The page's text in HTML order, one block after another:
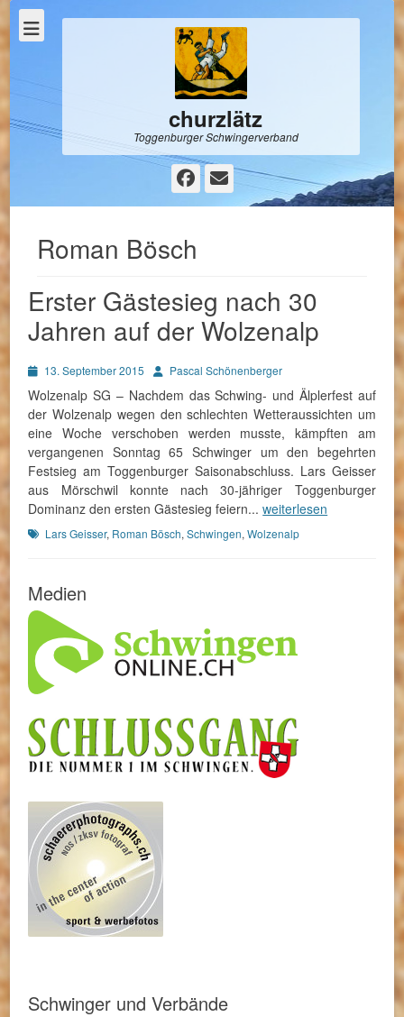
churzlätz
Toggenburger Schwingerverband
Facebook
E-
Mail
Roman Bösch
Erster Gästesieg nach 30
Jahren auf der Wolzenalp
Posted13. September 2015 AutorPascal Schönenberger
Wolzenalp SG – Nachdem das Schwing- und Älplerfest auf
der Wolzenalp wegen den schlechten Wetteraussichten um
eine Woche verschoben werden musste, kämpften am
vergangenen Sonntag 65 Schwinger um den begehrten
Festsieg am Toggenburger Saisonabschluss. Lars Geisser
aus Mörschwil konnte nach 30-jähriger Toggenburger
Dominanz den ersten Gästesieg feiern...weiterlesen
Schlagworte
Lars Geisser, Roman Bösch,Schwingen,Wolzenalp
Medien
Schwinger und Verbände